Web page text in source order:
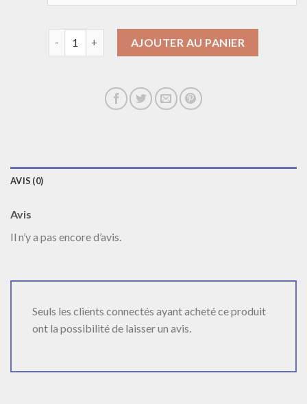
AJOUTER AU PANIER
AVIS (0)
Avis
Il n’y a pas encore d’avis.
Seuls les clients connectés ayant acheté ce produit
ont la possibilité de laisser un avis.